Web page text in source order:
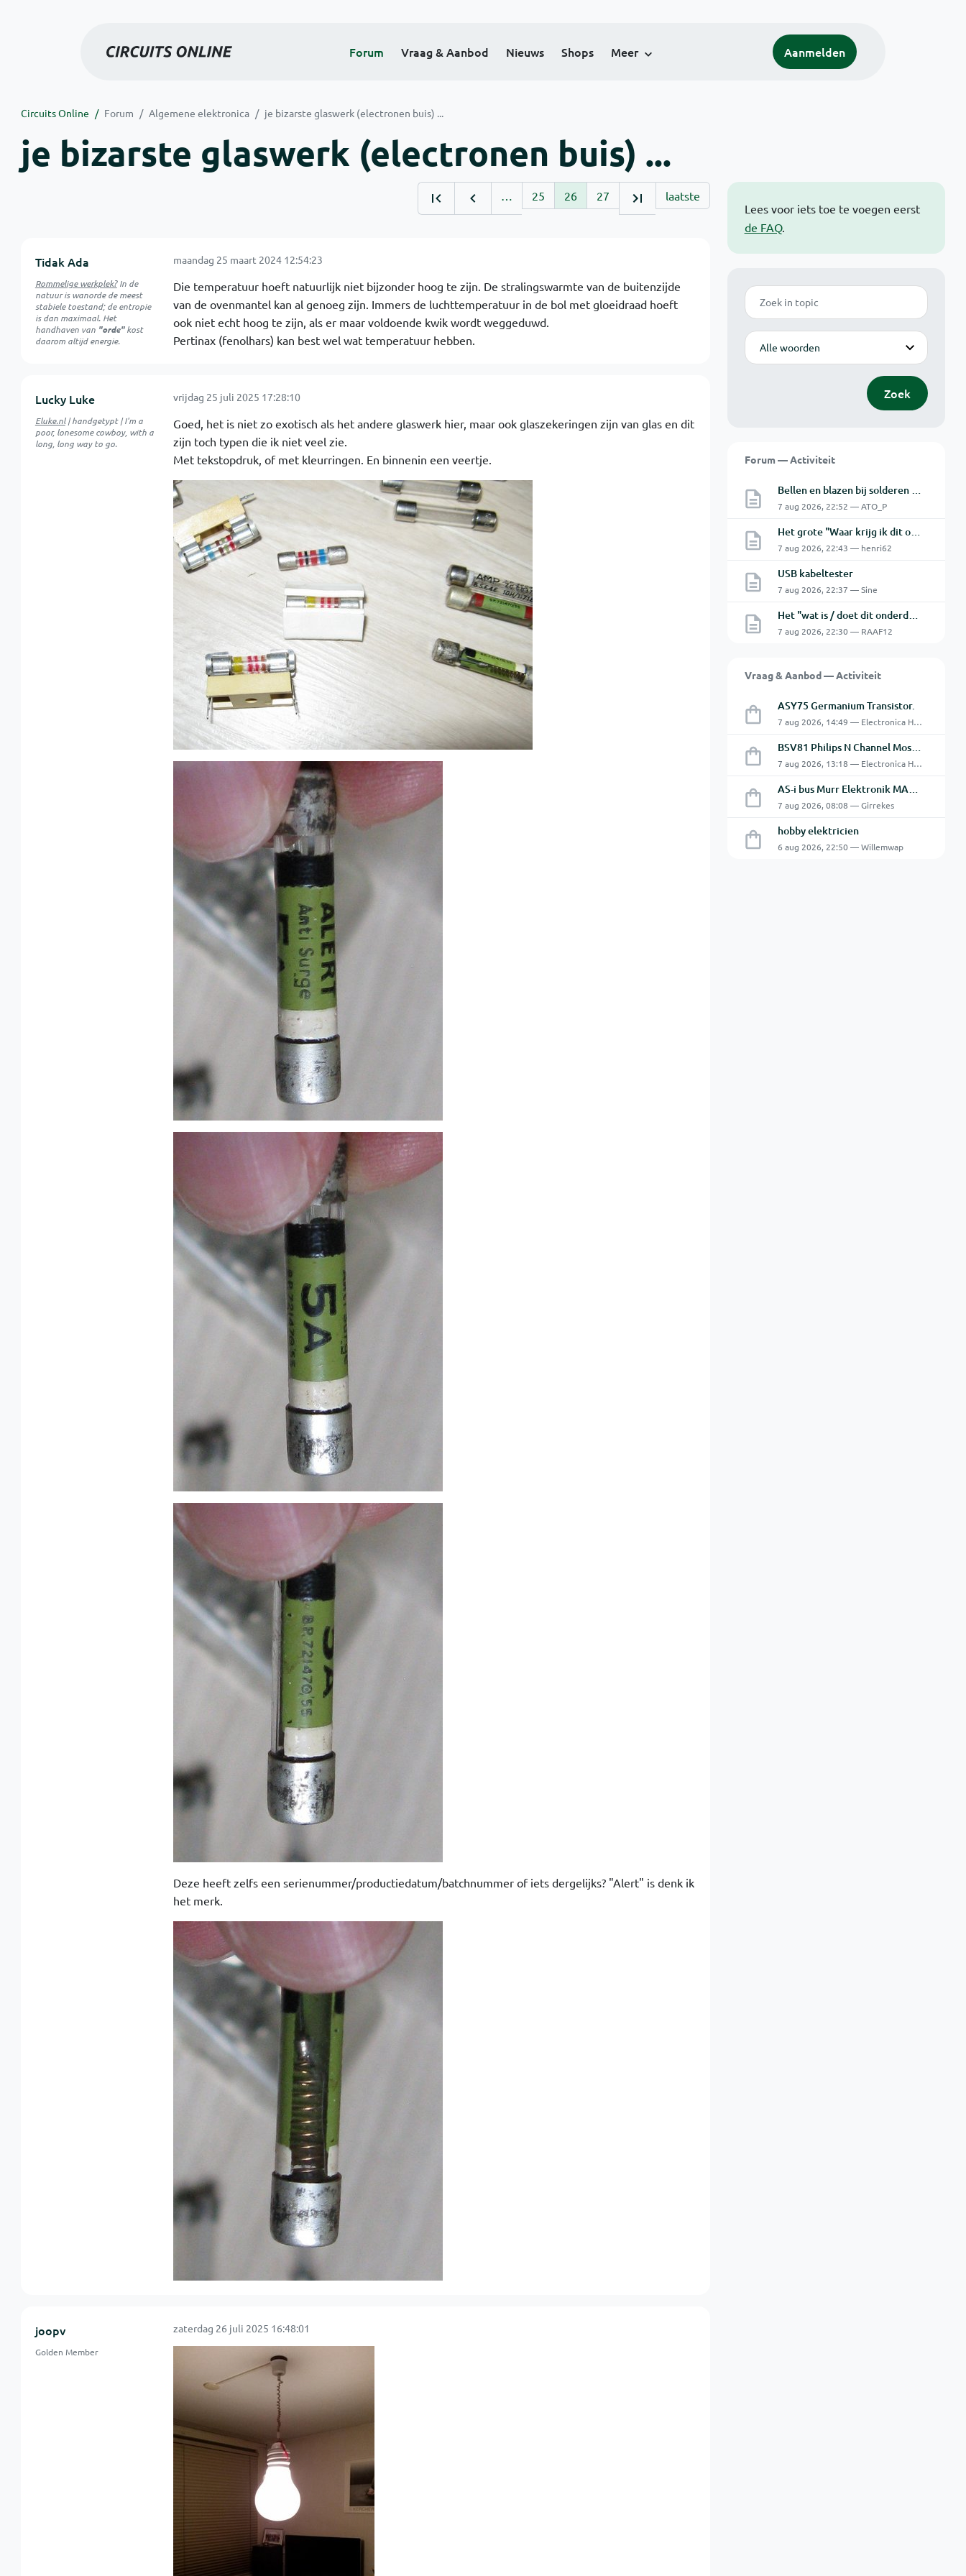
Forum Vraag & Aanbod Nieuws Shops Meer Aanmelden
Circuits Online Forum Algemene elektronica je bizarste glaswerk (electronen buis) ...
je bizarste glaswerk (electronen buis) ...
Lees voor iets toe te voegen eerst
de FAQ.
Zoek
Modus
Zoek
Forum — Activiteit
Bellen en blazen bij solderen van Chinese PCBs
7 aug 2026, 22:52 — ATO_P
Het grote "Waar krijg ik dit onderdeel" topic Deel 11
7 aug 2026, 22:43 — henri62
USB kabeltester
7 aug 2026, 22:37 — Sine
Het "wat is / doet dit onderdeel" topic Deel 12
7 aug 2026, 22:30 — RAAF12
Vraag & Aanbod — Activiteit
ASY75 Germanium Transistor.
7 aug 2026, 14:49 — Electronica Hobbyist
BSV81 Philips N Channel Mosfet Transistors.
7 aug 2026, 13:18 — Electronica Hobbyist
AS-i bus Murr Elektronik MASI20 AS-Interface I/O-module 56440
7 aug 2026, 08:08 — Girrekes
hobby elektricien
6 aug 2026, 22:50 — Willemwap
… 25 26 27 laatste
Tidak Ada
Rommelige werkplek?In de
natuur iswanordede meest
stabiele toestand; de entropie
is dan maximaal. Het
handhaven van "orde"kost
daarom altijd energie.
maandag 25 maart 2024 12:54:23
Die temperatuur hoeft natuurlijk niet bijzonder hoog te zijn. De stralingswarmte van de buitenzijde
van de ovenmantel kan al genoeg zijn. Immers de luchttemperatuur in de bol met gloeidraad hoeft
ook niet echt hoog te zijn, als er maar voldoende kwik wordt weggeduwd.
Pertinax (fenolhars) kan best wel wat temperatuur hebben.
Lucky Luke
Eluke.nl| handgetypt | I'm a
poor, lonesome cowboy, with a
long, long way to go.
vrijdag 25 juli 2025 17:28:10
Goed, het is niet zo exotisch als het andere glaswerk hier, maar ook glaszekeringen zijn van glas en dit
zijn toch typen die ik niet veel zie.
Met tekstopdruk, of met kleurringen. En binnenin een veertje.
Deze heeft zelfs een serienummer/productiedatum/batchnummer of iets dergelijks? "Alert" is denk ik
het merk.
joopv
Golden Member
zaterdag 26 juli 2025 16:48:01